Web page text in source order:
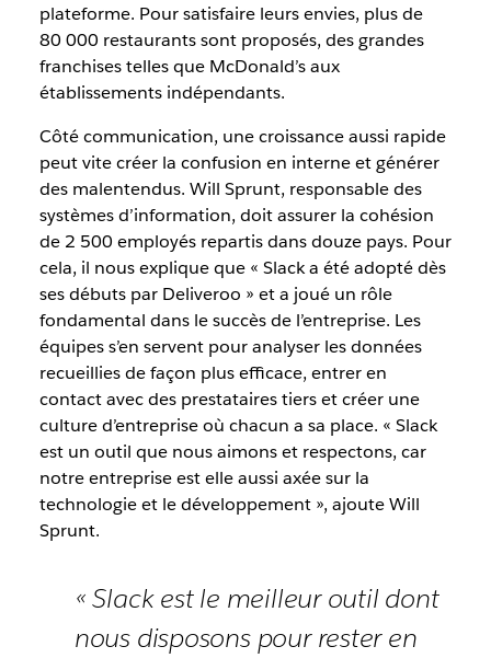
plateforme. Pour satisfaire leurs envies, plus de
80 000 restaurants sont proposés, des grandes
franchises telles que McDonald’s aux
établissements indépendants.
Côté communication, une croissance aussi rapide
peut vite créer la confusion en interne et générer
des malentendus. Will Sprunt, responsable des
systèmes d’information, doit assurer la cohésion
de 2 500 employés repartis dans douze pays. Pour
cela, il nous explique que « Slack a été adopté dès
ses débuts par Deliveroo » et a joué un rôle
fondamental dans le succès de l’entreprise. Les
équipes s’en servent pour analyser les données
recueillies de façon plus efficace, entrer en
contact avec des prestataires tiers et créer une
culture d’entreprise où chacun a sa place. « Slack
est un outil que nous aimons et respectons, car
notre entreprise est elle aussi axée sur la
technologie et le développement », ajoute Will
Sprunt.
« Slack est le meilleur outil dont
nous disposons pour rester en